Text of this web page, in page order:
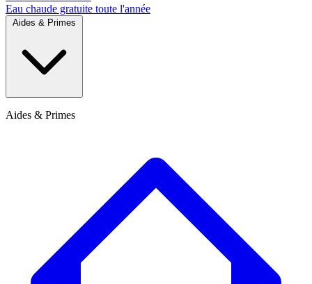
Eau chaude gratuite toute l'année
Aides & Primes